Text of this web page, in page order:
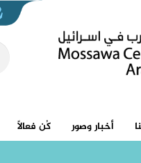
أخبار وصور كُن فعالاً